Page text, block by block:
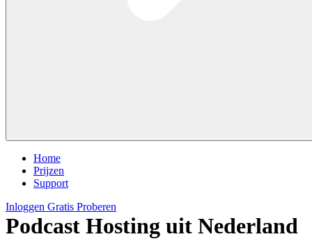
Home
Prijzen
Support
Inloggen Gratis Proberen
Podcast Hosting uit Nederland